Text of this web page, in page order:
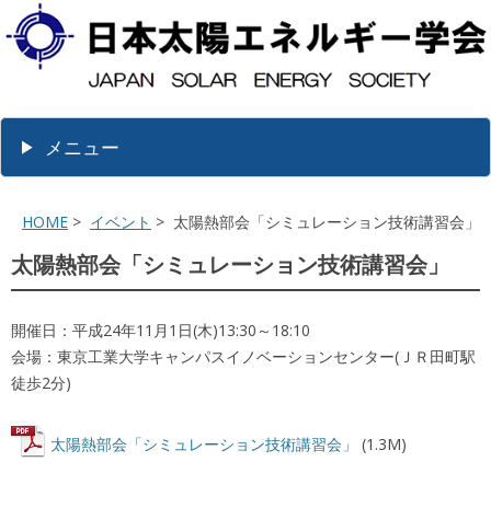
メニュー
HOME > イベント > 太陽熱部会「シミュレーション技術講習会」
太陽熱部会「シミュレーション技術講習会」
開催日：平成24年11月1日(木)13:30～18:10
会場：東京工業大学キャンパスイノベーションセンター(ＪＲ田町駅
徒歩2分)
太陽熱部会「シミュレーション技術講習会」 (1.3M)